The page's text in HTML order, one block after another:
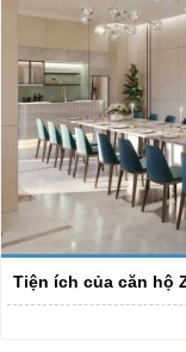
Tiện ích của căn hộ